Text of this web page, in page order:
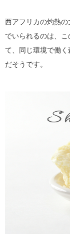
西アフリカの灼熱
でいられるのは、
て、同じ環境で働
だそうです。